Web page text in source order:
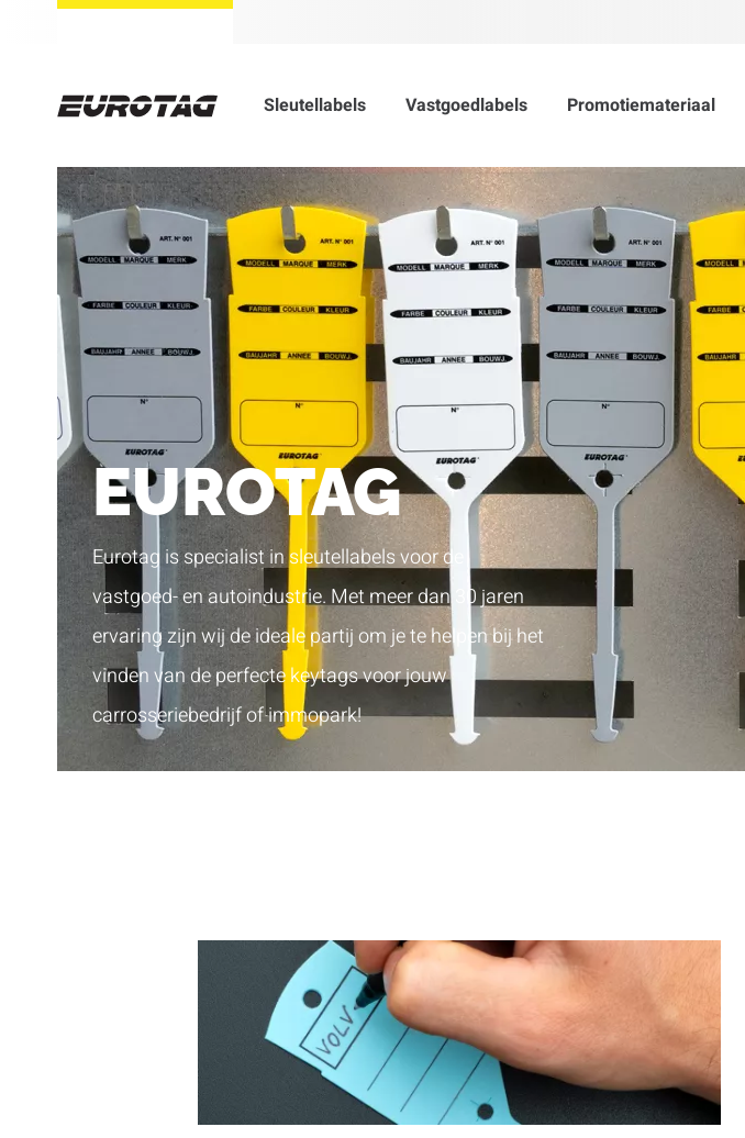
Sleutellabels Vastgoedlabels Promotiemateriaal
EUROTAG
Eurotag is specialist in sleutellabels voor de
vastgoed- en autoindustrie. Met meer dan 30 jaren
ervaring zijn wij de ideale partij om je te helpen bij het
vinden van de perfecte keytags voor jouw
carrosseriebedrijf of immopark!